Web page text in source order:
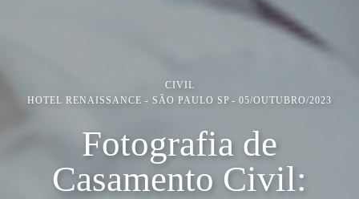
CIVIL
HOTEL RENAISSANCE - SÃO PAULO SP
05/OUTUBRO/2023
Fotografia de
Casamento Civil: